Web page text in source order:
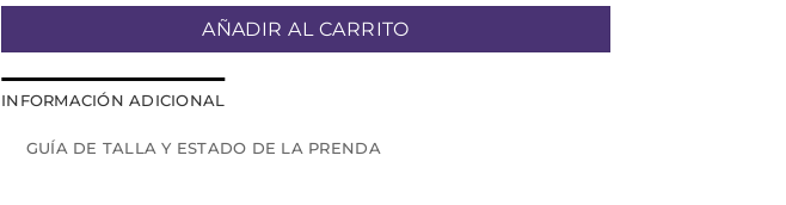
AÑADIR AL CARRITO
INFORMACIÓN ADICIONAL
GUÍA DE TALLA Y ESTADO DE LA PRENDA